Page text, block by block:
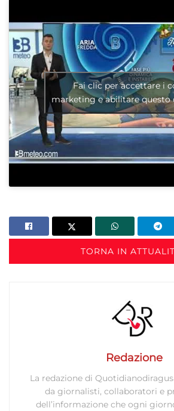
Fai clic per accettare i
marketing e abilitare questo
TORNA IN
Redazione
La redazione di
da giornalisti, collaboratori e
dell’informazione che ogni